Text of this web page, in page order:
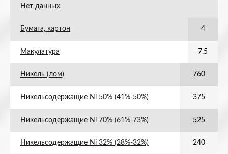
Нет данных
Бумага, картон 4
Макулатура 7.5
Никель (лом) 760
Никельсодержащие Ni 50% (41%-50%) 375
Никельсодержащие Ni 70% (61%-73%) 525
Никельсодержащие Ni 32% (28%-32%) 240